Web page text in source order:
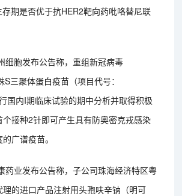
期是否优于抗HER2靶向药吡咯替尼联
细胞发布公告称，重组新冠病毒
三聚体蛋白疫苗（项目代号：
国内I期临床试验的期中分析并取得积极
接种2针即可产生具有防奥密克戎感染
广谱疫苗。
药业发布公告称，子公司珠海经济特区粤
的进口产品注射用头孢呋辛钠（明可